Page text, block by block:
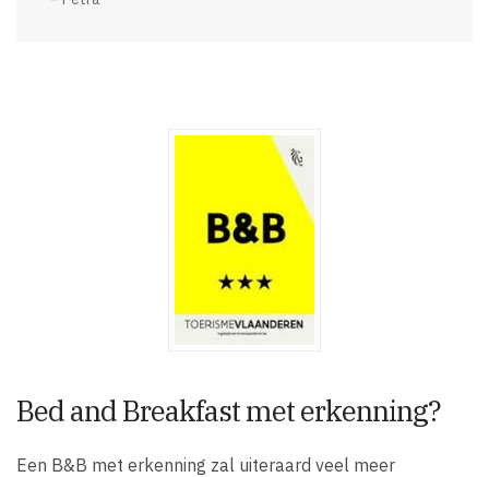
Bed and Breakfast met erkenning?
Een B&B met erkenning zal uiteraard veel meer